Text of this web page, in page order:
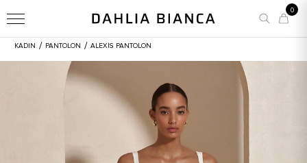
0
KADIN / PANTOLON / ALEXIS PANTOLON